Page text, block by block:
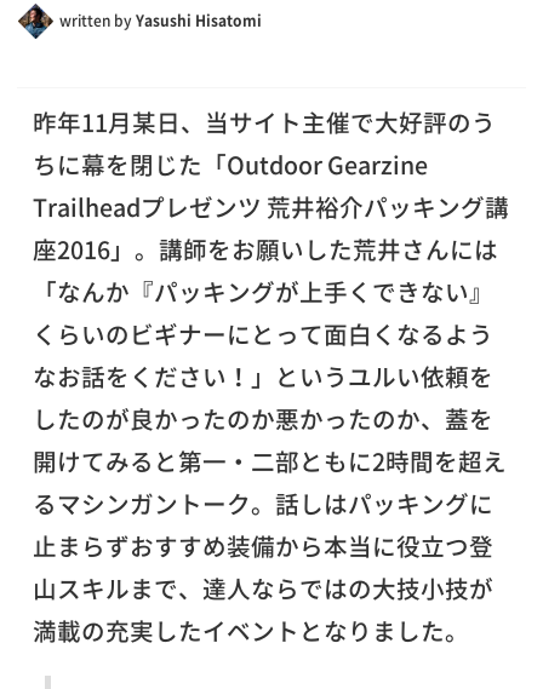
written byYasushi Hisatomi
昨年11月某日、当サイト主催で大好評のう
ちに幕を閉じた「Outdoor Gearzine
Trailheadプレゼンツ 荒井裕介パッキング講
座2016」。講師をお願いした荒井さんには
「なんか『パッキングが上手くできない』
くらいのビギナーにとって面白くなるよう
なお話をください！」というユルい依頼を
したのが良かったのか悪かったのか、蓋を
開けてみると第一・二部ともに2時間を超え
るマシンガントーク。話しはパッキングに
止まらずおすすめ装備から本当に役立つ登
山スキルまで、達人ならではの大技小技が
満載の充実したイベントとなりました。